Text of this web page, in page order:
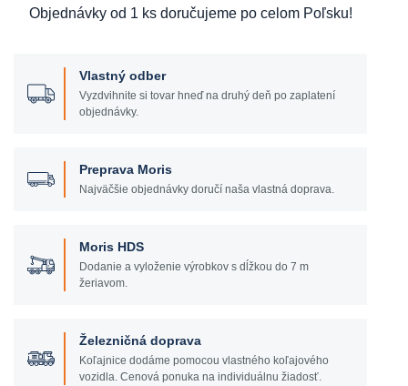
Objednávky od 1 ks doručujeme po celom Poľsku!
Vlastný odber
Vyzdvihnite si tovar hneď na druhý deň po zaplatení
objednávky.
Preprava Moris
Najväčšie objednávky doručí naša vlastná doprava.
Moris HDS
Dodanie a vyloženie výrobkov s dĺžkou do 7 m
žeriavom.
Železničná doprava
Koľajnice dodáme pomocou vlastného koľajového
vozidla. Cenová ponuka na individuálnu žiadosť.